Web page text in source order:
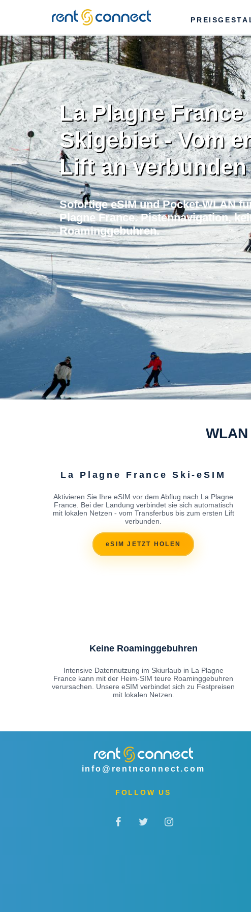
RENT'N
CONNECT
La Plagne France
Skigebiet - Vom
Lift an verbunden
Sofortige eSIM und Pocket-WLAN
Plagne France. Pistennavigation,
Roaminggebuhren.
La Plagne France Ski-eSIM
Aktivieren Sie Ihre eSIM vor dem Abflug nach La Plagne
France. Bei der Landung verbindet sie sich automatisch
mit lokalen Netzen - vom Transferbus bis zum ersten Lift
verbunden.
eSIM JETZT HOLEN
Keine Roaminggebuhren
Intensive Datennutzung im Skiurlaub in La Plagne
France kann mit der Heim-SIM teure Roaminggebuhren
verursachen. Unsere eSIM verbindet sich zu Festpreisen
mit lokalen Netzen.
info@rentnconnect.com
FOLLOW US